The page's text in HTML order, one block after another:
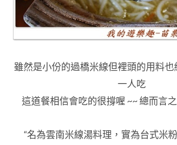
雖然是小份的過橋米線但裡頭的用料
一人吃
這道餐相信會吃的很撐喔 ~~ 總而言之
“名為雲南米線湯料理 ，實為台式米